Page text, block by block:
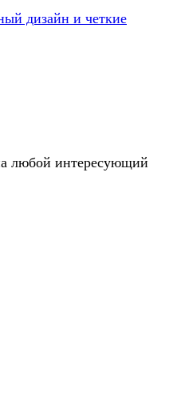
дизайн и четкие
любой интересующий